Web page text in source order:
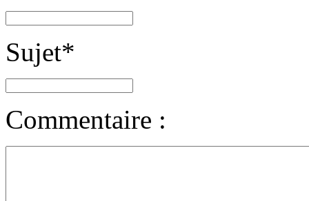
Sujet*
Commentaire :